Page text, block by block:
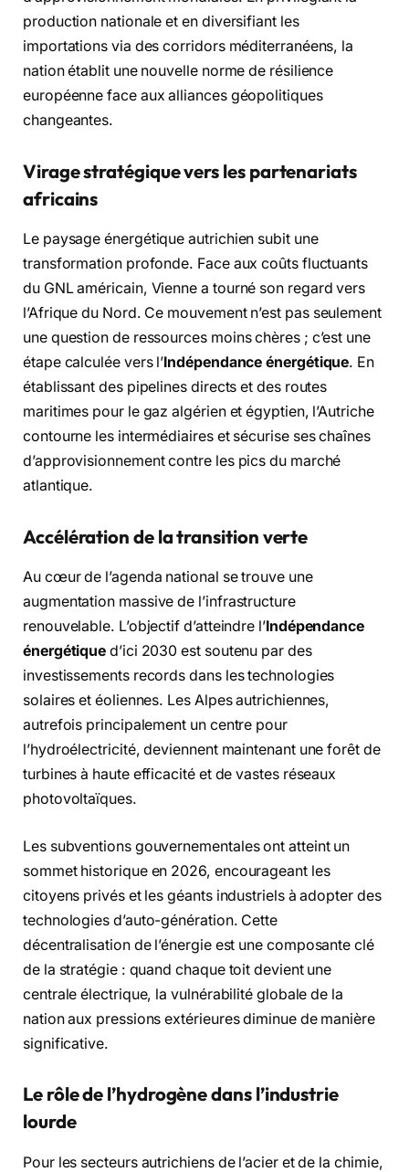
production nationale et en diversifiant les
importations via des corridors méditerranéens, la
nation établit une nouvelle norme de résilience
européenne face aux alliances géopolitiques
changeantes.
Virage stratégique vers les partenariats
africains
Le paysage énergétique autrichien subit une
transformation profonde. Face aux coûts fluctuants
du GNL américain, Vienne a tourné son regard vers
l’Afrique du Nord. Ce mouvement n’est pas seulement
une question de ressources moins chères ; c’est une
étape calculée vers l’Indépendance énergétique. En
établissant des pipelines directs et des routes
maritimes pour le gaz algérien et égyptien, l’Autriche
contourne les intermédiaires et sécurise ses chaînes
d’approvisionnement contre les pics du marché
atlantique.
Accélération de la transition verte
Au cœur de l’agenda national se trouve une
augmentation massive de l’infrastructure
renouvelable. L’objectif d’atteindre l’Indépendance
énergétique d’ici 2030 est soutenu par des
investissements records dans les technologies
solaires et éoliennes. Les Alpes autrichiennes,
autrefois principalement un centre pour
l’hydroélectricité, deviennent maintenant une forêt de
turbines à haute efficacité et de vastes réseaux
photovoltaïques.
Les subventions gouvernementales ont atteint un
sommet historique en 2026, encourageant les
citoyens privés et les géants industriels à adopter des
technologies d’auto-génération. Cette
décentralisation de l’énergie est une composante clé
de la stratégie : quand chaque toit devient une
centrale électrique, la vulnérabilité globale de la
nation aux pressions extérieures diminue de manière
significative.
Le rôle de l’hydrogène dans l’industrie
lourde
Pour les secteurs autrichiens de l’acier et de la chimie,